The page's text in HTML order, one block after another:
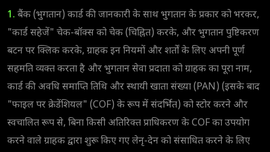
1. बैंक (भुगतान) कार्ड की जानकारी के साथ भुगतान के प्रकार को भरकर,
"कार्ड सहेजें" चेक-बॉक्स को चेक (चिह्नित) करके, और भुगतान पुष्टिकरण
बटन पर क्लिक करके, ग्राहक इन नियमों और शर्तों के लिए अपनी पूर्ण
सहमति व्यक्त करता है और भुगतान सेवा प्रदाता को ग्राहक का पूरा नाम,
कार्ड की अवधि समाप्ति तिथि और स्थायी खाता संख्या (PAN) (इसके बाद
"फाइल पर क्रेडेंशियल" (COF) के रूप में संदर्भित) को स्टोर करने और
स्वचालित रूप से, बिना किसी अतिरिक्त प्राधिकरण के COF का उपयोग
करने वाले ग्राहक द्वारा शुरू किए गए लेनृ-देन को संसाधित करने के लिए